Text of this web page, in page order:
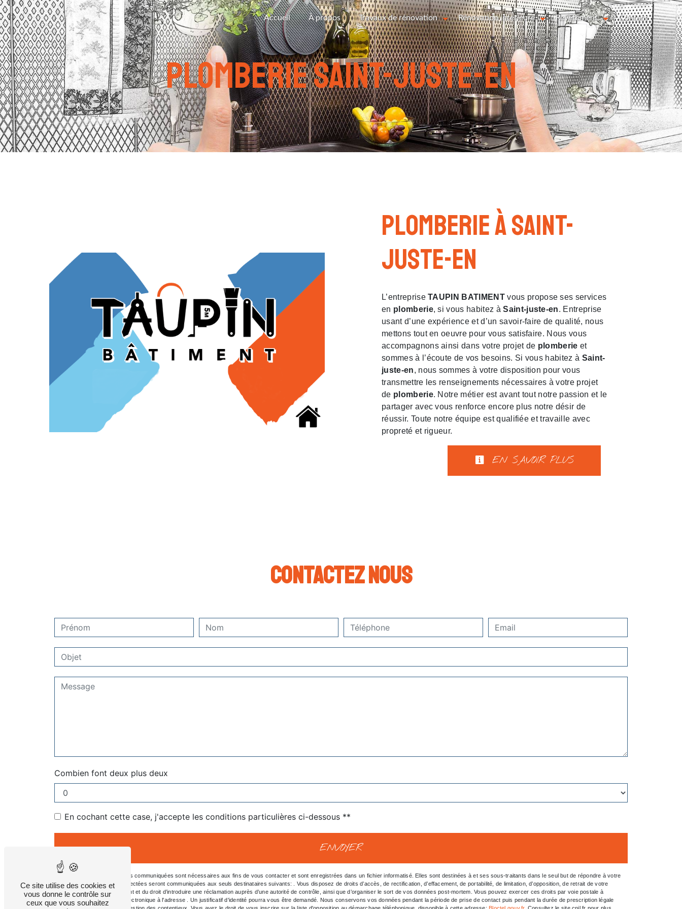
Accueil À propos Travaux de rénovation Rénovation intérieure Revêtement Contact
plomberie Saint-juste-en
plomberie à Saint-
juste-en
L’entrepriseTAUPIN BATIMENTvous propose ses services
en plomberie, si vous habitez àSaint-juste-en. Entreprise
usant d’une expérience et d’un savoir-faire de qualité, nous
mettons tout en oeuvre pour vous satisfaire. Nous vous
accompagnons ainsi dans votre projet de plomberie et
sommes à l’écoute de vos besoins. Si vous habitez à Saint-
juste-en, nous sommes à votre disposition pour vous
transmettre les renseignements nécessaires à votre projet
de plomberie. Notre métier est avant tout notre passion et le
partager avec vous renforce encore plus notre désir de
réussir. Toute notre équipe est qualifiée et travaille avec
propreté et rigueur.
EN SAVOIR PLUS
Contactez nous
Combien font deux plus deux
En cochant cette case, j'accepte les conditions particulières ci-dessous **
ENVOYER
** Les données personnelles communiquées sont nécessaires aux fins de vous contacter et sont enregistrées dans un fichier informatisé. Elles sont destinées à et ses sous-traitants dans le seul but de répondre à votre
message. Les données collectées seront communiquées aux seuls destinataires suivants: . Vous disposez de droits d’accès, de rectification, d’effacement, de portabilité, de limitation, d’opposition, de retrait de votre
consentement à tout moment et du droit d’introduire une réclamation auprès d’une autorité de contrôle, ainsi que d’organiser le sort de vos données post-mortem. Vous pouvez exercer ces droits par voie postale à
l'adresse ou par courrier électronique à l'adresse . Un justificatif d'identité pourra vous être demandé. Nous conservons vos données pendant la période de prise de contact puis pendant la durée de prescription légale
Panneau de gestion des cookies
Ce site utilise des cookies et
vous donne le contrôle sur
ceux que vous souhaitez